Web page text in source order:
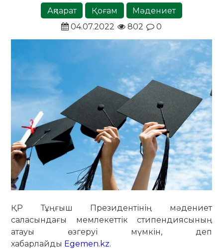
Ақпарат Қоғам
Мәдениет
04.07.2022
802 0
ҚР Тұңғыш Президентінің мәдениет
саласындағы мемлекеттік стипендиясының
атауы өзгеруі мүмкін, деп
хабарлайды Egemen.kz.